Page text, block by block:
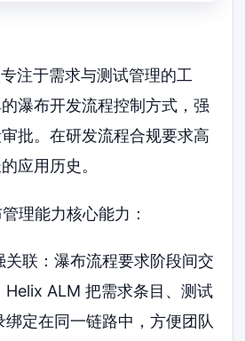
注于需求与测试管理的工
瀑布开发流程控制方式，强
批。在研发流程合规要求高
应用历史。
理能力核心能力：
关联：瀑布流程要求阶段间交
Helix ALM 把需求条目、测试
绑定在同一链路中，方便团队